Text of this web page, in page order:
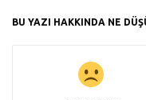
BU YAZI HAKKINDA NE